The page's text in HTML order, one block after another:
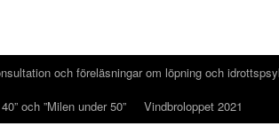
och föreläsningar om löpning och
och ”Milen under 50” Vindbroloppet 2021